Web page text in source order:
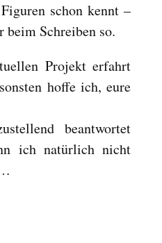
schon kennt –
Schreiben so.
Projekt erfahrt
hoffe ich, eure
beantwortet
ich natürlich nicht